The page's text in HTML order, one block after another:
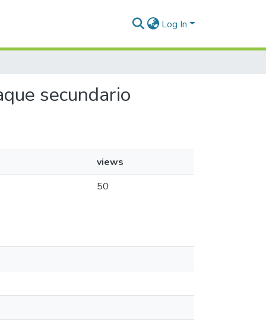
Log In
secundario
views
50